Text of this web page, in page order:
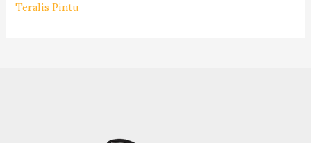
Teralis Pintu